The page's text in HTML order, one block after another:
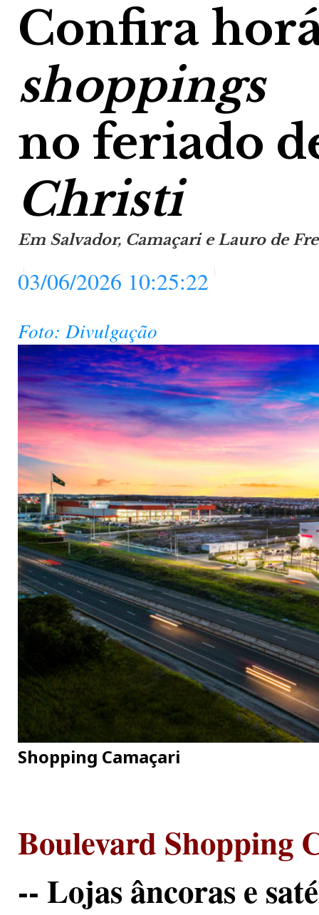
Confira
shoppings
no feriado
Christi
Em Salvador, Camaçari e Lauro de
03/06/2026 10:25:22
Foto: Divulgação
Shopping Camaçari
Boulevard Shopping
-- Lojas âncoras e